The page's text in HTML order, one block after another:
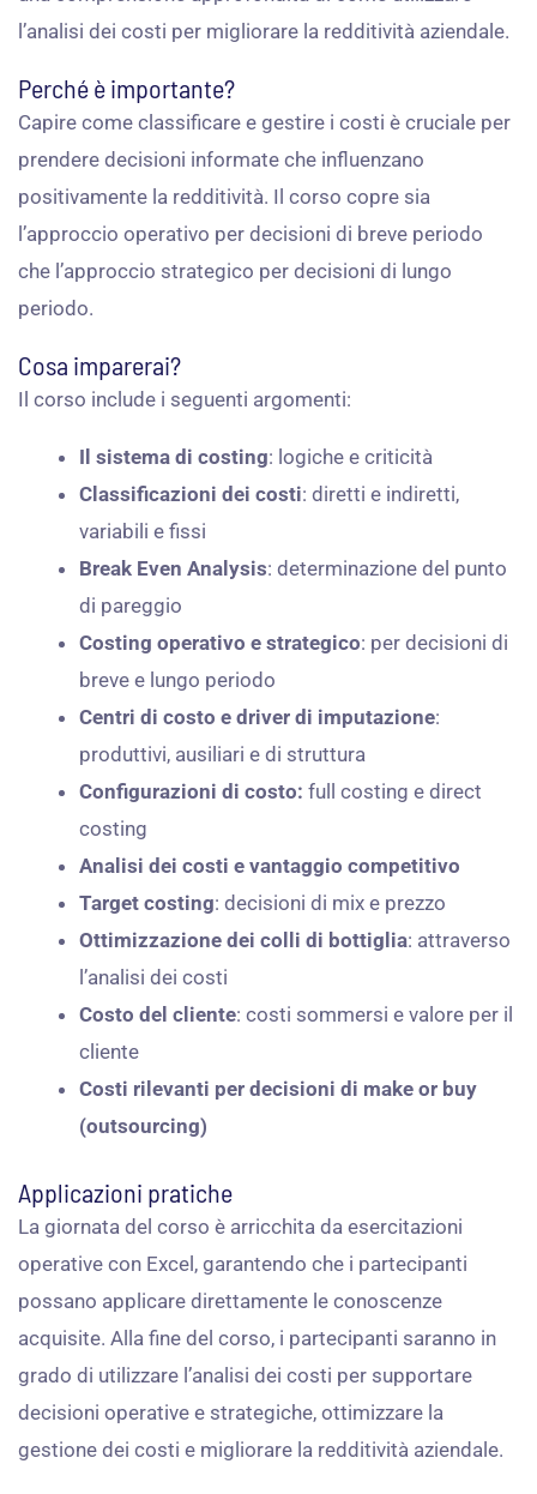
l’analisi dei costi per migliorare la redditività aziendale.
Perché è importante?
Capire come classificare e gestire i costi è cruciale per
prendere decisioni informate che influenzano
positivamente la redditività. Il corso copre sia
l’approccio operativo per decisioni di breve periodo
che l’approccio strategico per decisioni di lungo
periodo.
Cosa imparerai?
Il corso include i seguenti argomenti:
Il sistema di costing: logiche e criticità
Classificazioni dei costi: diretti e indiretti,
variabili e fissi
Break Even Analysis: determinazione del punto
di pareggio
Costing operativo e strategico: per decisioni di
breve e lungo periodo
Centri di costo e driver di imputazione:
produttivi, ausiliari e di struttura
Configurazioni di costo: full costing e direct
costing
Analisi dei costi e vantaggio competitivo
Target costing: decisioni di mix e prezzo
Ottimizzazione dei colli di bottiglia: attraverso
l’analisi dei costi
Costo del cliente: costi sommersi e valore per il
cliente
Costi rilevanti per decisioni di make or buy
(outsourcing)
Applicazioni pratiche
La giornata del corso è arricchita da esercitazioni
operative con Excel, garantendo che i partecipanti
possano applicare direttamente le conoscenze
acquisite. Alla fine del corso, i partecipanti saranno in
grado di utilizzare l’analisi dei costi per supportare
decisioni operative e strategiche, ottimizzare la
gestione dei costi e migliorare la redditività aziendale.